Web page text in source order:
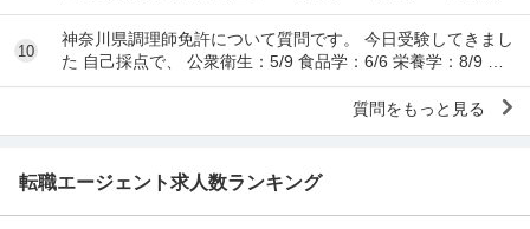
学8/15 調理理論9/17 食文
10
神奈川県調理師免許について質問です。 今日受験してきまし
た 自己採点で、 公衆衛生：5/9 食品学：6/6 栄養学：8/9 食
品衛生：10/15 調理理...
質問をもっと見る
転職エージェント求人数ランキング